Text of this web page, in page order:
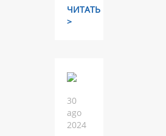
ЧИТАТЬ
>
30
ago
2024